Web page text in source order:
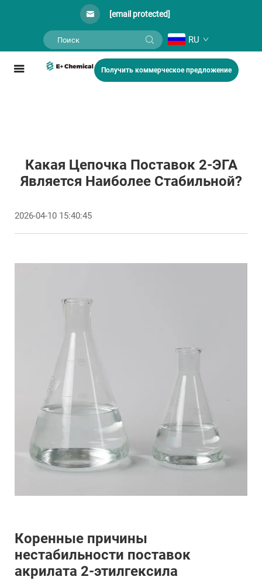
[email protected]
RU
Получить коммерческое предложение
Какая Цепочка Поставок 2-ЭГА
Является Наиболее Стабильной?
2026-04-10 15:40:45
Коренные причины
нестабильности поставок
акрилата 2-этилгексила